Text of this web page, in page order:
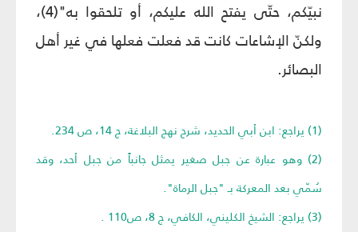
نبيّكم، حتّى يفتح الله عليكم، أو تلحقوا به"(4)،
ولكنّ الإشاعات كانت قد فعلت فعلها في غير أهل
البصائر.
(1) يراجع: ابن أبي الحديد، شرح نهج البلاغة، ج 14، ص 234.
(2) وهو عبارة عن جبل صغير يمثل جانباً من جبل أحد، وقد
سُمّي بعد المعركة بـ "جبل الرماة".
(3) يراجع: الشيخ الكليني، الكافي، ج 8، ص110 .